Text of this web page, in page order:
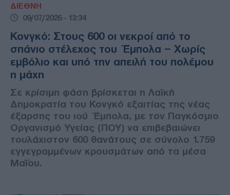
ΔΙΕΘΝΗ
09/07/2026 - 13:34
Κονγκό: Στους 600 οι νεκροί από το
σπάνιο στέλεχος του Έμπολα – Χωρίς
εμβόλιο και υπό την απειλή του πολέμου
η μάχη
Σε κρίσιμη φάση βρίσκεται η Λαϊκή
Δημοκρατία του Κονγκό εξαιτίας της νέας
έξαρσης του ιού Έμπολα, με τον Παγκόσμιο
Οργανισμό Υγείας (ΠΟΥ) να επιβεβαιώνει
τουλάχιστον 600 θανάτους σε σύνολο 1.759
εγγεγραμμένων κρουσμάτων από τα μέσα
Μαΐου.